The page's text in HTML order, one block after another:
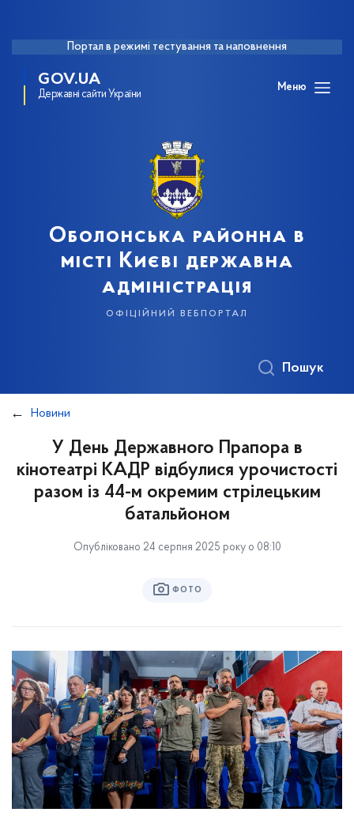
Портал в режимі тестування та наповнення
GOV.UA
Державні сайти України
Меню
Оболонська районна в
місті Києві державна
адміністрація
офіційний вебпортал
Пошук
Новини
У День Державного Прапора в
кінотеатрі КАДР відбулися урочистості
разом із 44-м окремим стрілецьким
батальйоном
Опубліковано 24 серпня 2025 року о 08:10
ФОТО